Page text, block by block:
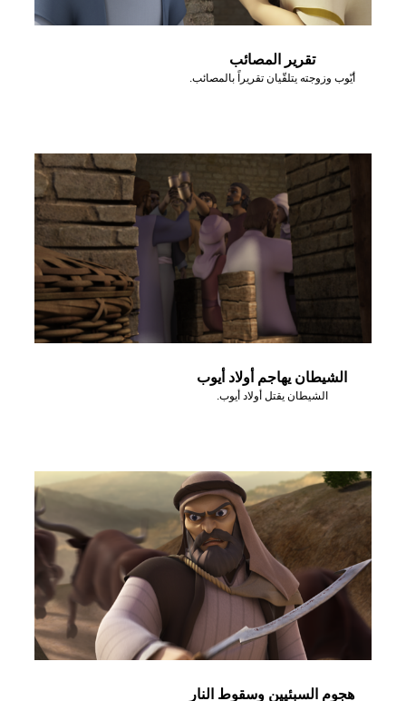
تقرير المصائب
أيّوب وزوجته يتلقّيان تقريراً بالمصائب.
الشيطان يهاجم أولاد أيوب
الشيطان يقتل أولاد أيوب.
هجوم السبئيين وسقوط النار